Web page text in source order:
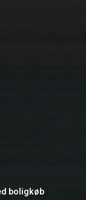
boligkøb